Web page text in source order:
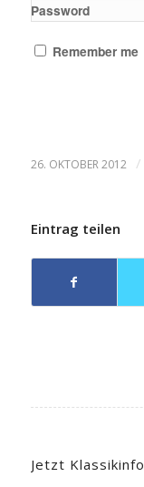
Password
Remember me
26. OKTOBER 2012 /
Eintrag teilen
Jetzt